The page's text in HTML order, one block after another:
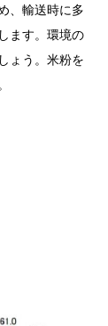
、輸送時に多
ます。環境の
ょう。米粉を